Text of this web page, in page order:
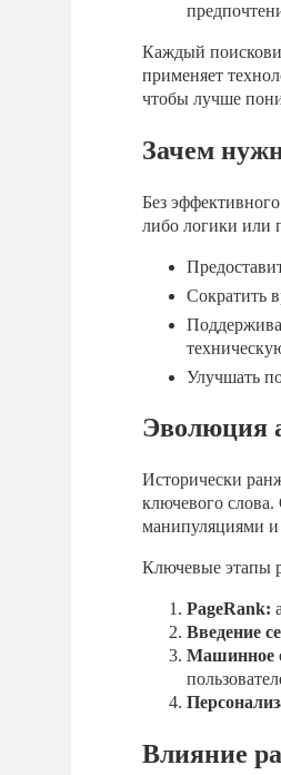
Каждый
применяет
чтобы лучше
Зачем
Без
либо логики или
Сократить
Улучшать
Эволюция
Исторически
ключевого
манипуляциями и
Ключевые этапы
PageRank:
Введение
Машинное
Влияние